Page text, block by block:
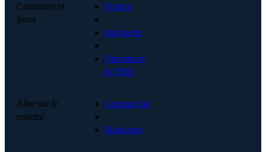
Construire et
livrer
Produit
·
Ingénierie
·
Opérations
& PMO
Aller sur le
marché
Commercial
·
Marketing